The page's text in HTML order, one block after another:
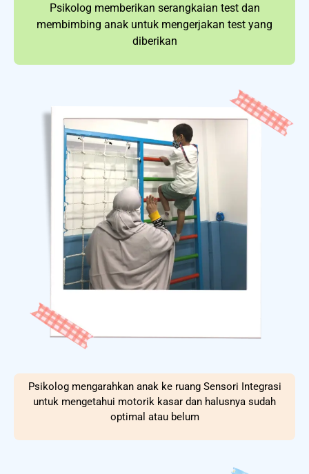
Psikolog memberikan serangkaian test dan
membimbing anak untuk mengerjakan test yang
diberikan
Psikolog mengarahkan anak ke ruang Sensori Integrasi
untuk mengetahui motorik kasar dan halusnya sudah
optimal atau belum